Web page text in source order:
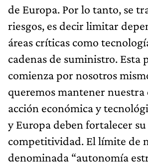
de Europa. Por lo tanto, se
riesgos, es decir limitar
áreas críticas como
cadenas de suministro. Esta
comienza por nosotros
queremos mantener nuestra
acción económica y
y Europa deben fortalecer
competitividad. El límite de
denominada “autonomía